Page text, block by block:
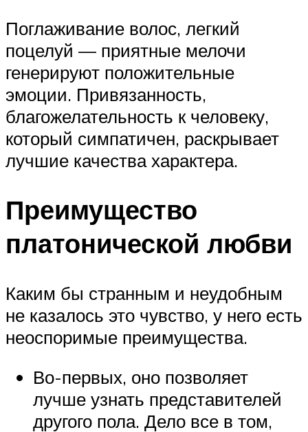
Поглаживание волос, легкий
поцелуй — приятные мелочи
генерируют положительные
эмоции. Привязанность,
благожелательность к человеку,
который симпатичен, раскрывает
лучшие качества характера.
Преимущество
платонической любви
Каким бы странным и неудобным
не казалось это чувство, у него есть
неоспоримые преимущества.
Во-первых, оно позволяет
лучше узнать представителей
другого пола. Дело все в том,